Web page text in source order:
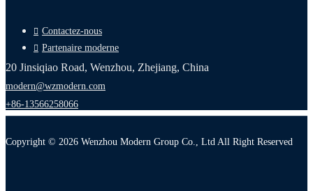
Contactez-nous
Partenaire moderne
20 Jinsiqiao Road, Wenzhou, Zhejiang, China
modern@wzmodern.com
+86-13566258066
Copyright © 2026 Wenzhou Modern Group Co., Ltd All Right Reserved